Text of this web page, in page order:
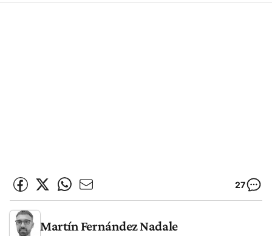
27
Martín Fernández Nadale